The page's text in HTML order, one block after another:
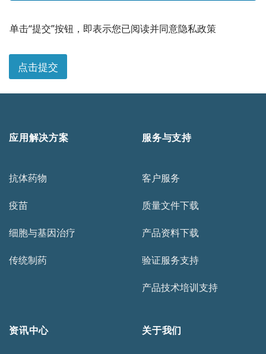
单击“提交”按钮，即表示您已阅读并同意隐私政策
点击提交
应用解决方案
抗体药物
疫苗
细胞与基因治疗
传统制药
服务与支持
客户服务
质量文件下载
产品资料下载
验证服务支持
产品技术培训支持
资讯中心 关于我们